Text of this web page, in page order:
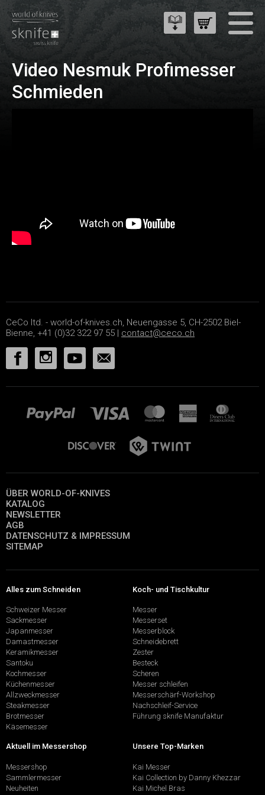
Video Nesmuk Profimesser
Schmieden
CeCo ltd. - world-of-knives.ch, Neuengasse 5, CH-2502 Biel-
Bienne, +41 (0)32 322 97 55 | contact@ceco.ch
ÜBER WORLD-OF-KNIVES
KATALOG
NEWSLETTER
AGB
DATENSCHUTZ & IMPRESSUM
SITEMAP
Alles zum Schneiden
Schweizer Messer
Sackmesser
Japanmesser
Damastmesser
Keramikmesser
Santoku
Kochmesser
Küchenmesser
Allzweckmesser
Steakmesser
Brotmesser
Käsemesser
Koch- und Tischkultur
Messer
Messerset
Messerblock
Schneidebrett
Zester
Besteck
Scheren
Messer schleifen
Messerschärf-Workshop
Nachschleif-Service
Führung sknife Manufaktur
Aktuell im Messershop
Messershop
Sammlermesser
Neuheiten
Unsere Top-Marken
Kai Messer
Kai Collection by Danny Khezzar
Kai Michel Bras